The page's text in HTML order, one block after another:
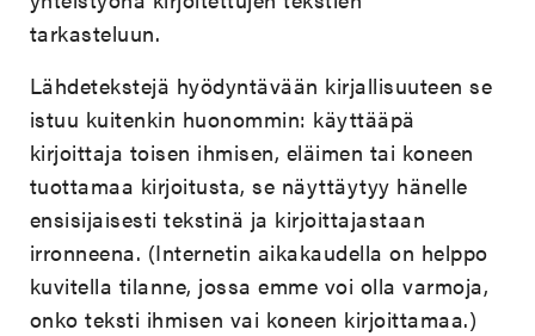
tarkasteluun.
Lähdetekstejä hyödyntävään kirjallisuuteen se
istuu kuitenkin huonommin: käyttääpä
kirjoittaja toisen ihmisen, eläimen tai koneen
tuottamaa kirjoitusta, se näyttäytyy hänelle
ensisijaisesti tekstinä ja kirjoittajastaan
irronneena. (Internetin aikakaudella on helppo
kuvitella tilanne, jossa emme voi olla varmoja,
onko teksti ihmisen vai koneen kirjoittamaa.)